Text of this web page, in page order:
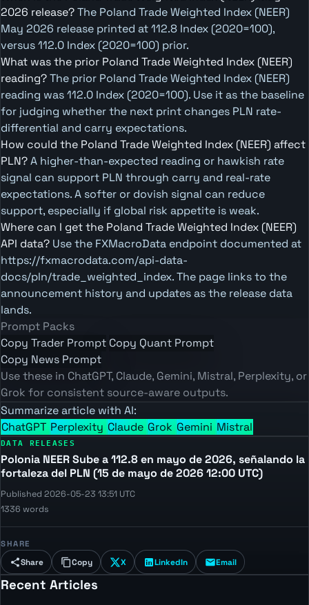
2026 release?The Poland Trade Weighted Index (NEER)
May 2026 release printed at 112.8 Index (2020=100),
versus 112.0 Index (2020=100) prior.
What was the prior Poland Trade Weighted Index (NEER)
reading?The prior Poland Trade Weighted Index (NEER)
reading was 112.0 Index (2020=100). Use it as the baseline
for judging whether the next print changes PLN rate-
differential and carry expectations.
How could the Poland Trade Weighted Index (NEER) affect
PLN?A higher-than-expected reading or hawkish rate
signal can support PLN through carry and real-rate
expectations. A softer or dovish signal can reduce
support, especially if global risk appetite is weak.
Where can I get the Poland Trade Weighted Index (NEER)
API data? Use the FXMacroData endpoint documented at
https://fxmacrodata.com/api-data-
docs/pln/trade_weighted_index. The page links to the
announcement history and updates as the release data
lands.
Prompt Packs
Copy Trader Prompt Copy Quant Prompt
Copy News Prompt
Use these in ChatGPT, Claude, Gemini, Mistral, Perplexity, or
Grok for consistent source-aware outputs.
Summarize article with AI:
ChatGPT Perplexity Claude GrokGemini Mistral
DATA RELEASES
Polonia NEER Sube a 112.8 en mayo de 2026, señalando la
fortaleza del PLN (15 de mayo de 2026 12:00 UTC)
Published 2026-05-23 13:51 UTC
1336 words
SHARE
Share Copy X LinkedIn Email
Recent Articles